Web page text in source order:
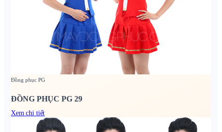
Đồng phục PG
ĐỒNG PHỤC PG 29
Xem chi tiết